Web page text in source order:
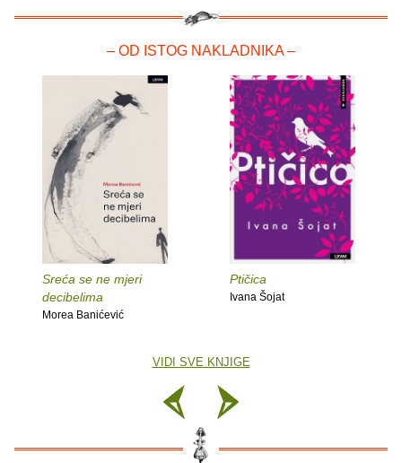
– OD ISTOG NAKLADNIKA –
Sreća se ne mjeri
decibelima
Morea Banićević
Ptičica
Ivana Šojat
VIDI SVE KNJIGE